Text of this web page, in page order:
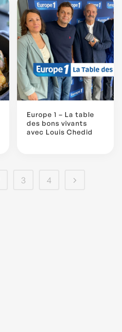
Europe 1 – La table
des bons vivants
avec Louis Chedid
3 4